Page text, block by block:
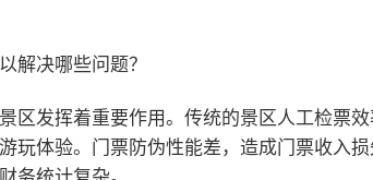
解决哪些问题？
区发挥着重要作用。传统的景区人工检票
玩体验。门票防伪性能差，造成门票收入